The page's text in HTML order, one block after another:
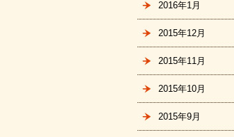
2016年1月
2015年12月
2015年11月
2015年10月
2015年9月